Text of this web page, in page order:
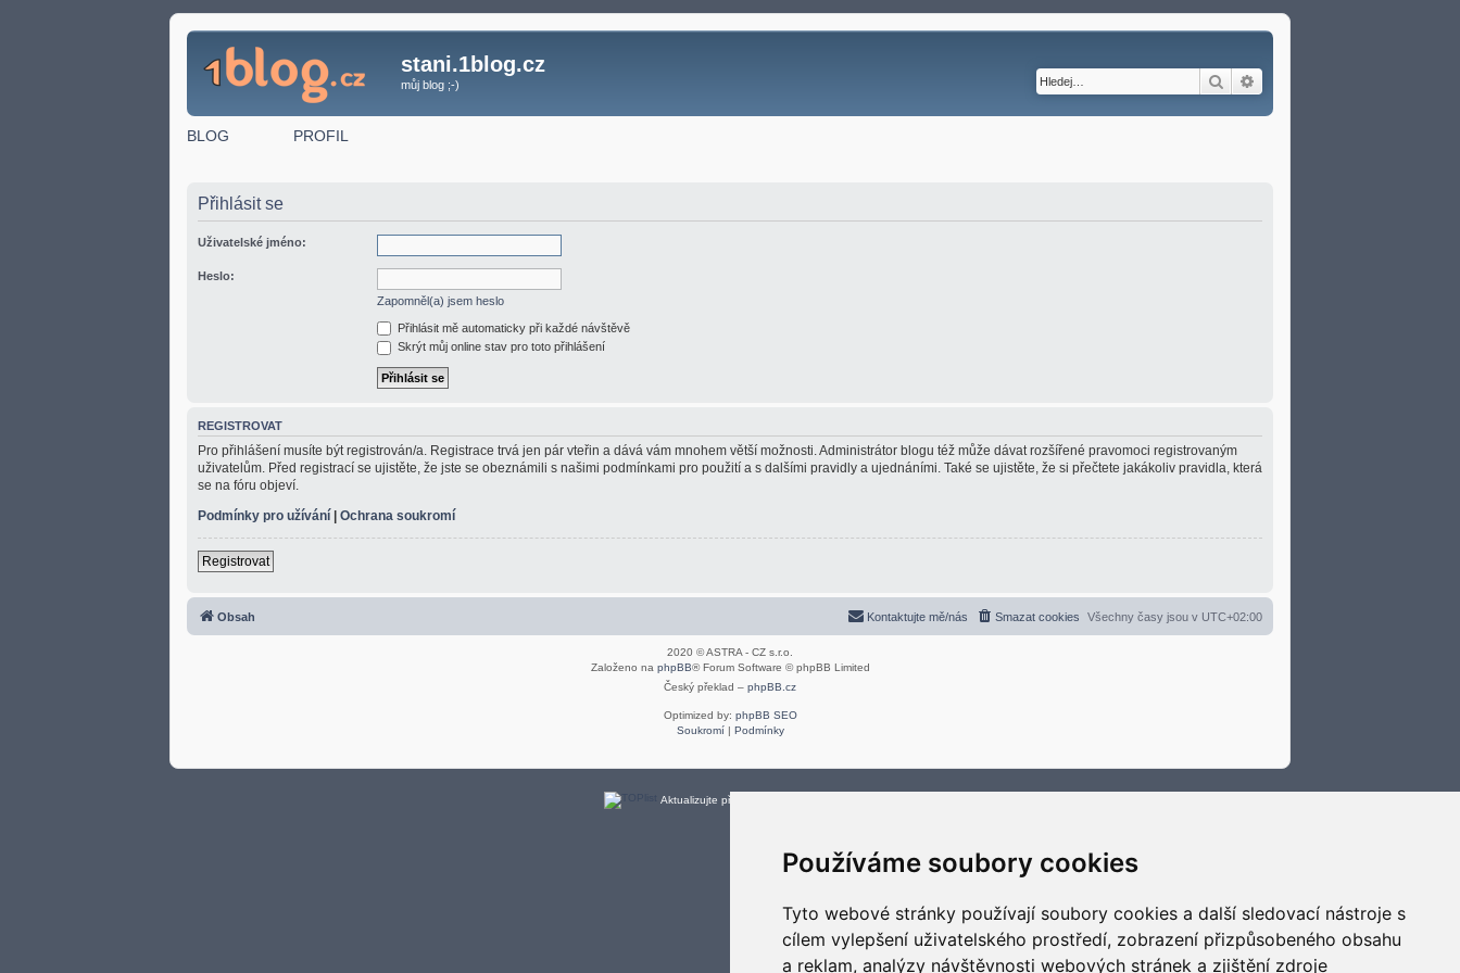
Používáme soubory cookies
Tyto webové stránky používají soubory cookies a další sledovací nástroje s
cílem vylepšení uživatelského prostředí, zobrazení přizpůsobeného obsahu
a reklam, analýzy návštěvnosti webových stránek a zjištění zdroje
stani.1blog.cz
můj blog ;-) Hledat
BLOG PROFIL
Přihlásit se
Uživatelské jméno:
Heslo:
Zapomněl(a) jsem heslo
Přihlásit mě automaticky při každé návštěvě
Skrýt můj online stav pro toto přihlášení
REGISTROVAT
Pro přihlášení musíte být registrován/a. Registrace trvá jen pár vteřin a dává vám mnohem větší možnosti. Administrátor blogu též může dávat rozšířené pravomoci registrovaným
uživatelům. Před registrací se ujistěte, že jste se obeznámili s našimi podmínkami pro použití a s dalšími pravidly a ujednáními. Také se ujistěte, že si přečtete jakákoliv pravidla, která
se na fóru objeví.
Podmínky pro užívání
Ochrana soukromí
Registrovat
Obsah Všechny časy jsou v UTC+02:00
Smazat cookies
Kontaktujte mě/nás
2020 © ASTRA - CZ s.r.o.
Založeno na phpBB® Forum Software © phpBB Limited
Český překlad – phpBB.cz
Optimized by: phpBB SEO
Soukromí| Podmínky
Aktualizujte předvolby souborů cookies